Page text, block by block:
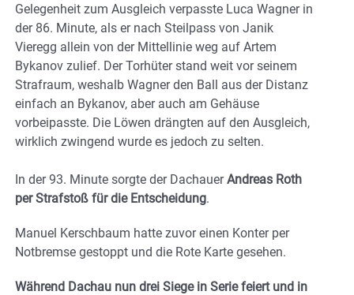
Gelegenheit zum Ausgleich verpasste Luca Wagner in
der 86. Minute, als er nach Steilpass von Janik
Vieregg allein von der Mittellinie weg auf Artem
Bykanov zulief. Der Torhüter stand weit vor seinem
Strafraum, weshalb Wagner den Ball aus der Distanz
einfach an Bykanov, aber auch am Gehäuse
vorbeipasste. Die Löwen drängten auf den Ausgleich,
wirklich zwingend wurde es jedoch zu selten.
In der 93. Minute sorgte der DachauerAndreas Roth
per Strafstoß für die Entscheidung.
Manuel Kerschbaum hatte zuvor einen Konter per
Notbremse gestoppt und die Rote Karte gesehen.
Während Dachau nun drei Siege in Serie feiert und in